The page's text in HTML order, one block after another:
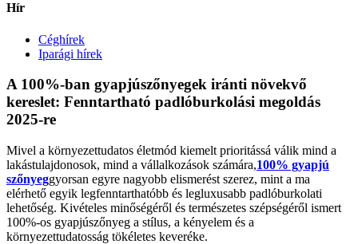
Hír
Céghírek
Iparági hírek
A 100%-ban gyapjúszőnyegek iránti növekvő
kereslet: Fenntartható padlóburkolási megoldás
2025-re
Mivel a környezettudatos életmód kiemelt prioritássá válik mind a
lakástulajdonosok, mind a vállalkozások számára,100% gyapjú
szőnyeggyorsan egyre nagyobb elismerést szerez, mint a ma
elérhető egyik legfenntarthatóbb és legluxusabb padlóburkolati
lehetőség. Kivételes minőségéről és természetes szépségéről ismert
100%-os gyapjúszőnyeg a stílus, a kényelem és a
környezettudatosság tökéletes keveréke.